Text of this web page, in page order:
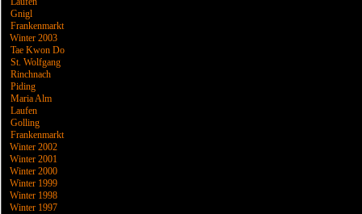
Gnigl
Frankenmarkt
Winter 2003
Tae Kwon Do
St. Wolfgang
Rinchnach
Piding
Maria Alm
Laufen
Golling
Frankenmarkt
Winter 2002
Winter 2001
Winter 2000
Winter 1999
Winter 1998
Winter 1997